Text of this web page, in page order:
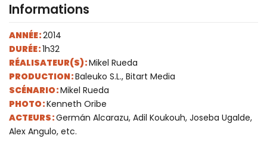
Informations
ANNÉE :2014
DURÉE :1h32
RÉALISATEUR(S) :Mikel Rueda
PRODUCTION :Baleuko S.L., Bitart Media
SCÉNARIO :Mikel Rueda
PHOTO :Kenneth Oribe
ACTEURS :Germán Alcarazu, Adil Koukouh, Joseba Ugalde,
Alex Angulo, etc.